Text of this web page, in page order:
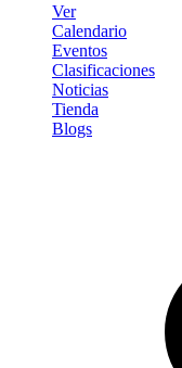
Ver
Calendario
Eventos
Clasificaciones
Noticias
Tienda
Blogs